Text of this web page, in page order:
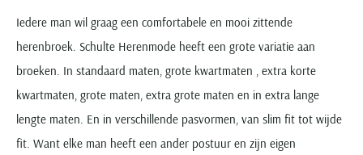
Iedere man wil graag een comfortabele en mooi zittende
herenbroek. Schulte Herenmode heeft een grote variatie aan
broeken. In standaard maten, grote kwartmaten , extra korte
kwartmaten, grote maten, extra grote maten en in extra lange
lengte maten. En in verschillende pasvormen, van slim fit tot wijde
fit. Want elke man heeft een ander postuur en zijn eigen